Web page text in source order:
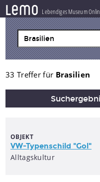
lemo Lebendiges Museum
ZEITSTRAHL
THEMEN
ZEITZEUGEN
BESTAND
PROJEKT
33 Treffer für Brasilien
OBJEKT
VW-Typenschild "Gol"
Alltagskultur